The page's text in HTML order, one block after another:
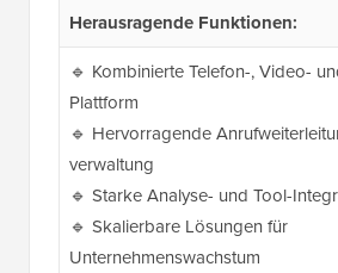
Herausragende Funktionen:
🔹 Kombinierte Telefon-, Video-
Plattform
🔹 Hervorragende
verwaltung
🔹 Starke Analyse- und Tool-
🔹 Skalierbare Lösungen für
Unternehmenswachstum